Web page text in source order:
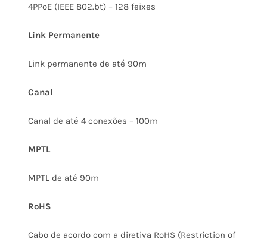
4PPoE (IEEE 802.bt) – 128 feixes
Link Permanente
Link permanente de até 90m
Canal
Canal de até 4 conexões – 100m
MPTL
MPTL de até 90m
RoHS
Cabo de acordo com a diretiva RoHS (Restriction of